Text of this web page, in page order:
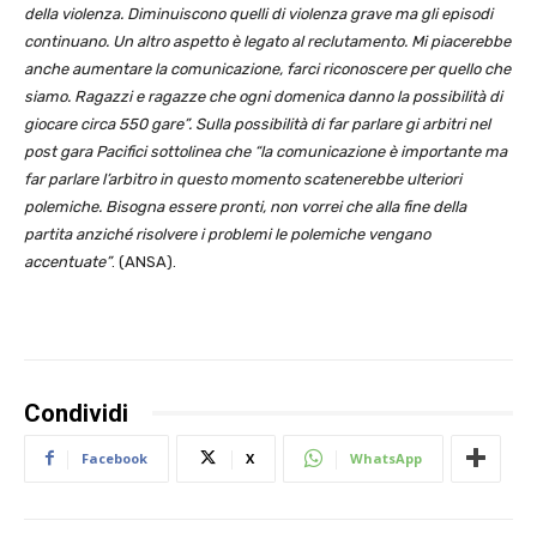
della violenza. Diminuiscono quelli di violenza grave ma gli episodi
continuano. Un altro aspetto è legato al reclutamento. Mi piacerebbe
anche aumentare la comunicazione, farci riconoscere per quello che
siamo. Ragazzi e ragazze che ogni domenica danno la possibilità di
giocare circa 550 gare”. Sulla possibilità di far parlare gi arbitri nel
post gara Pacifici sottolinea che “la comunicazione è importante ma
far parlare l’arbitro in questo momento scatenerebbe ulteriori
polemiche. Bisogna essere pronti, non vorrei che alla fine della
partita anziché risolvere i problemi le polemiche vengano
accentuate”. (ANSA).
Condividi
Facebook X WhatsApp